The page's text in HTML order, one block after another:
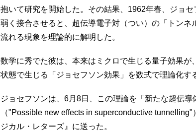
抱いて研究を開始した。その結果、1962年春、ジョ
弱く接合させると、超伝導電子対（つい）の「トンネ
流れる現象を理論的に解明した。
数学に秀でた彼は、本来はミクロで生じる量子効果が
状態で生じる「ジョセフソン効果」を数式で理論化す
ジョセフソンは、6月8日、この理論を「新たな超伝導
（"Possible new effects in superconductive
ジカル・レターズ』に送った。